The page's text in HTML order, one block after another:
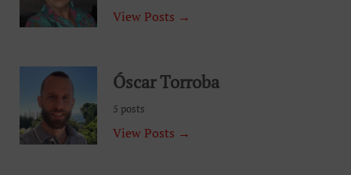
View Posts →
Óscar Torroba
5 posts
View Posts →